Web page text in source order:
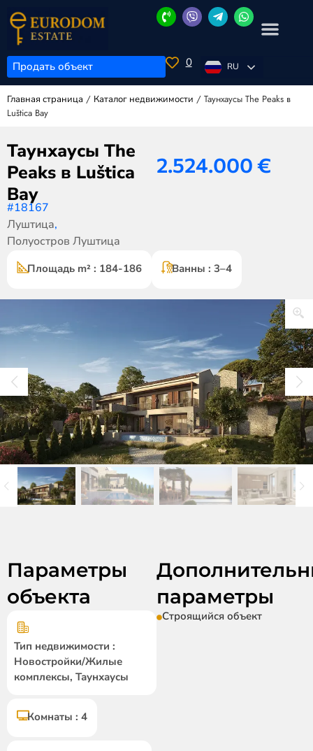
Продать объект 0 RU
Главная страница / Каталог недвижимости / Таунхаусы The Peaks в
Luštica Bay
Таунхаусы The
Peaks в Luštica
Bay
#18167
Луштица,
Полуостров Луштица
2.524.000 €
Площадь m² : 184-186 Ванны : 3–4
Параметры
объекта
Тип недвижимости :
Новостройки/Жилые
комплексы, Таунхаусы
Комнаты : 4
параметры
Строящийся объект